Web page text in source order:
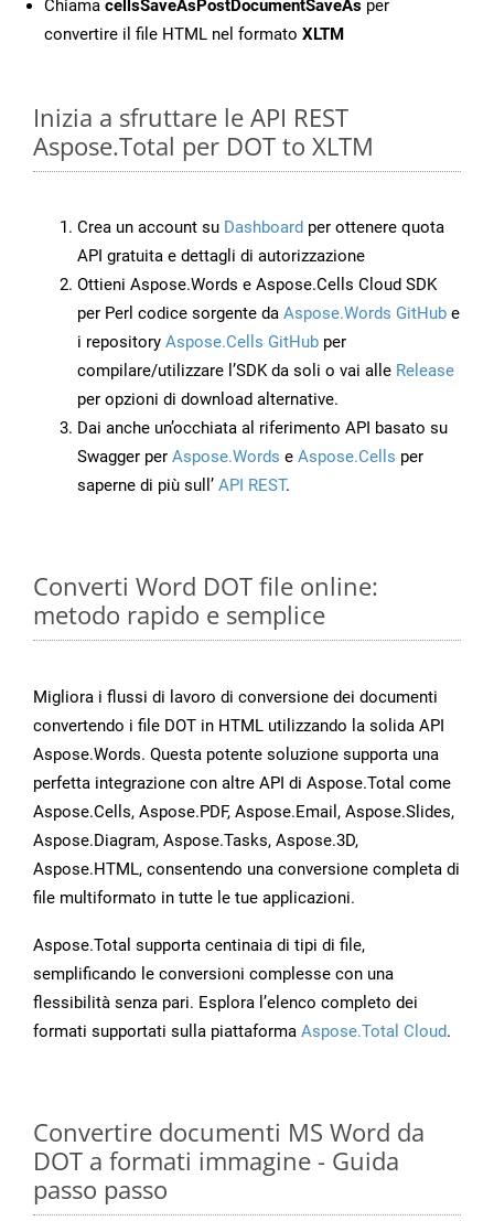
Chiama cellsSaveAsPostDocumentSaveAs per
convertire il file HTML nel formato XLTM
Inizia a sfruttare le API REST
Aspose.Total per DOT to XLTM
Crea un account su Dashboard per ottenere quota
API gratuita e dettagli di autorizzazione
Ottieni Aspose.Words e Aspose.Cells Cloud SDK
per Perl codice sorgente da Aspose.Words GitHub e
i repository Aspose.Cells GitHub per
compilare/utilizzare l’SDK da soli o vai alle Release
per opzioni di download alternative.
Dai anche un’occhiata al riferimento API basato su
Swagger per Aspose.Words e Aspose.Cells per
saperne di più sull’ API REST.
Converti Word DOT file online:
metodo rapido e semplice
Migliora i flussi di lavoro di conversione dei documenti
convertendo i file DOT in HTML utilizzando la solida API
Aspose.Words. Questa potente soluzione supporta una
perfetta integrazione con altre API di Aspose.Total come
Aspose.Cells, Aspose.PDF, Aspose.Email, Aspose.Slides,
Aspose.Diagram, Aspose.Tasks, Aspose.3D,
Aspose.HTML, consentendo una conversione completa di
file multiformato in tutte le tue applicazioni.
Aspose.Total supporta centinaia di tipi di file,
semplificando le conversioni complesse con una
flessibilità senza pari. Esplora l’elenco completo dei
formati supportati sulla piattaforma Aspose.Total Cloud.
Convertire documenti MS Word da
DOT a formati immagine - Guida
passo passo